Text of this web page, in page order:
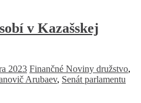
v Kazašskej
2023 Finančné Noviny družstvo,
Arubaev, Senát parlamentu